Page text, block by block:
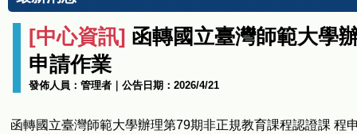
[中心資訊] 函轉國立臺灣師範大學
申請作業
發佈人員： 管理者 ｜公告日期： 2026/4/21
函轉國立臺灣師範大學辦理第79期非正規教育課程認證課 程